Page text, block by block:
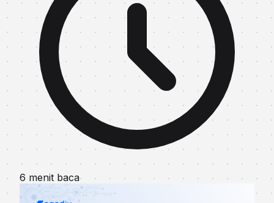
6 menit baca